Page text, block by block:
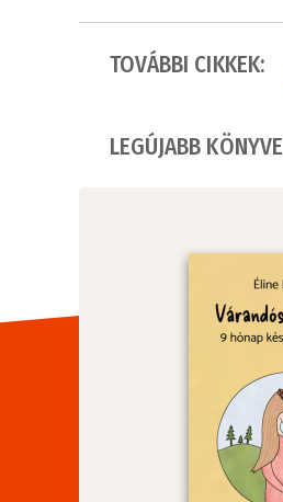
TOVÁBBI CIKKEK:
LEGÚJABB